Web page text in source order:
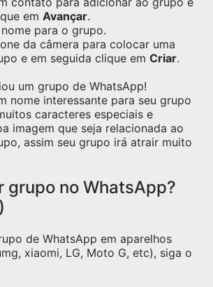
em Avançar.
para o grupo.
da câmera para colocar uma
e em seguida clique em Criar.
um grupo de WhatsApp!
nome interessante para seu grupo
caracteres especiais e
imagem que seja relacionada ao
assim seu grupo irá atrair muito
grupo no WhatsApp?
de WhatsApp em aparelhos
xiaomi, LG, Moto G, etc), siga o